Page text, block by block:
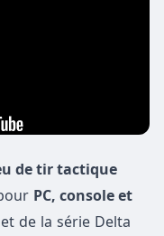
de tir tactique
PC, console et
de la série Delta